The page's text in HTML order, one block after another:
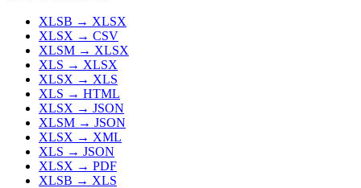
XLSB → XLSX
XLSX → CSV
XLSM → XLSX
XLS → XLSX
XLSX → XLS
XLS → HTML
XLSX → JSON
XLSM → JSON
XLSX → XML
XLS → JSON
XLSX → PDF
XLSB → XLS